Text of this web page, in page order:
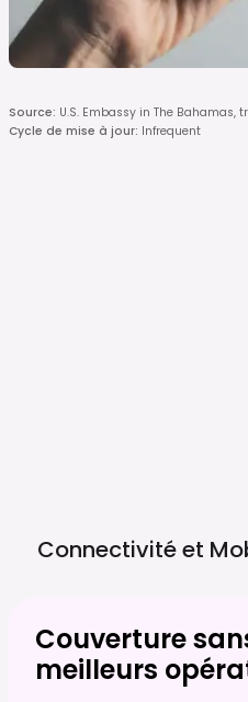
Source: U.S. Embassy in The Bahamas,
Cycle de mise à jour: Infrequent
Connectivité et
Couverture
meilleurs